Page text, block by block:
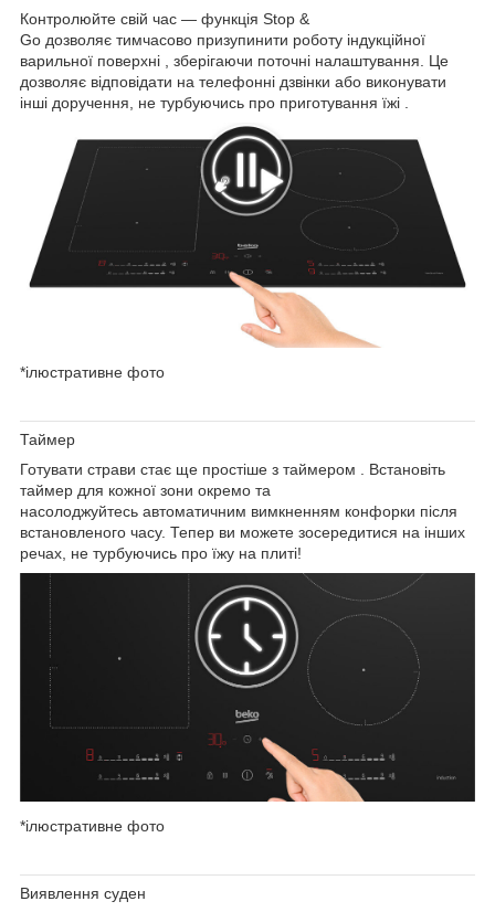
Контролюйте свій час — функція Stop &
Go дозволяє тимчасово призупинити роботу індукційної
варильної поверхні , зберігаючи поточні налаштування. Це
дозволяє відповідати на телефонні дзвінки або виконувати
інші доручення, не турбуючись про приготування їжі .
*ілюстративне фото
Таймер
Готувати страви стає ще простіше з таймером . Встановіть
таймер для кожної зони окремо та
насолоджуйтесь автоматичним вимкненням конфорки після
встановленого часу. Тепер ви можете зосередитися на інших
речах, не турбуючись про їжу на плиті!
*ілюстративне фото
Виявлення суден